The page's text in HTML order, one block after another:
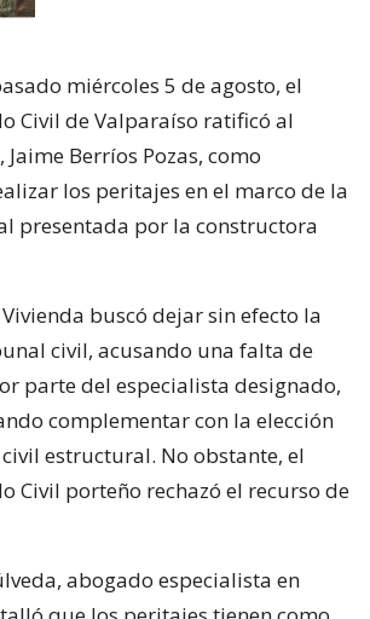
miércoles 5 de agosto, el
Civil de Valparaíso ratificó al
Berríos Pozas, como
los peritajes en el marco de la
presentada por la constructora
buscó dejar sin efecto la
civil, acusando una falta de
parte del especialista designado,
complementar con la elección
estructural. No obstante, el
Civil porteño rechazó el recurso de
abogado especialista en